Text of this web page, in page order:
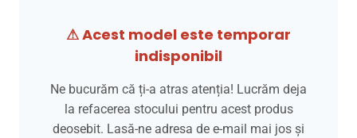
fost:
849,00 lei.
649,00 lei.
⚠ Acest model este temporar
indisponibil
Ne bucurăm că ți-a atras atenția! Lucrăm deja
la refacerea stocului pentru acest produs
deosebit. Lasă-ne adresa de e-mail mai jos și